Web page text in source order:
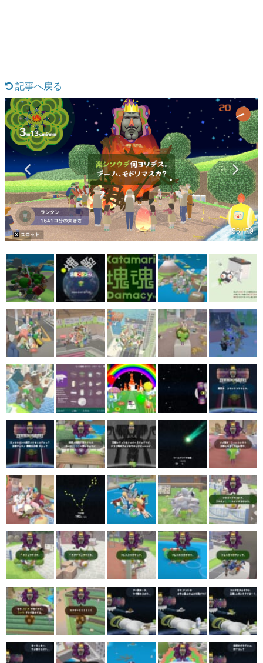
なんでゲームは面白い？
ゲーム開発者・hamatsu氏がゲームの魅力を画面や操作の
具体的な形から解き明かしていく、硬派で骨太な評論連載
です。
ゲームが変えた日本語
「経験値」「裏技」「ラスボス」… ゲームにまつわる言葉
の起源や用法の変遷を、コンピューター文化史研究家・タ
イニーP氏が徹底調査。
カテゴリ
特集記事
マンガ
女性向け
アプリレビュー
その他
電ファミニコゲーマーとは？
運営：株式会社マレ
記事へ戻る
56 / 79